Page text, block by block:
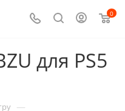
0
для PS5
—